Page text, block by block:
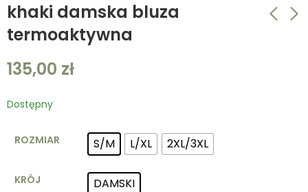
khaki damska bluza
termoaktywna
135,00 zł
Dostępny
ROZMIAR S/M L/XL 2XL/3XL
KRÓJ DAMSKI